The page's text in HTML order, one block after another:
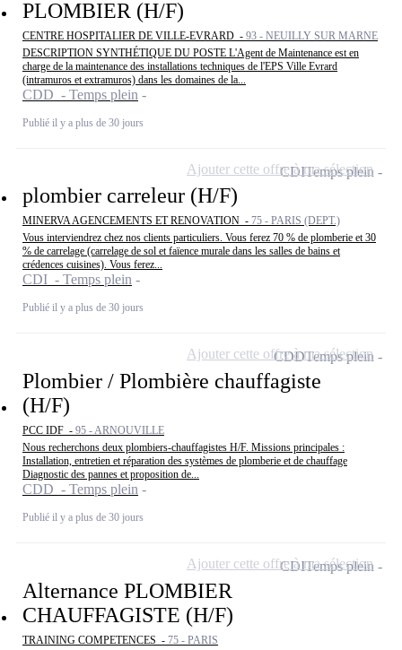
PLOMBIER (H/F)
CENTRE HOSPITALIER DE VILLE-EVRARD - 93 - NEUILLY SUR MARNE
DESCRIPTION SYNTHÉTIQUE DU POSTE L'Agent de Maintenance est en
charge de la maintenance des installations techniques de l'EPS Ville Evrard
(intramuros et extramuros) dans les domaines de la...
CDD - Temps plein
Publié il y a plus de 30 jours
plombier carreleur (H/F)
MINERVA AGENCEMENTS ET RENOVATION - 75 - PARIS (DEPT.)
Vous interviendrez chez nos clients particuliers. Vous ferez 70 % de plomberie et 30
% de carrelage (carrelage de sol et faïence murale dans les salles de bains et
crédences cuisines). Vous ferez...
CDI - Temps plein
Publié il y a plus de 30 jours
CDITemps plein
Ajouter cette offre à ma sélection
Plombier / Plombière chauffagiste
(H/F)
PCC IDF - 95 - ARNOUVILLE
Nous recherchons deux plombiers-chauffagistes H/F. Missions principales :
Installation, entretien et réparation des systèmes de plomberie et de chauffage
Diagnostic des pannes et proposition de...
CDD - Temps plein
Publié il y a plus de 30 jours
CDDTemps plein
Ajouter cette offre à ma sélection
Alternance PLOMBIER
CHAUFFAGISTE (H/F)
TRAINING COMPETENCES - 75 - PARIS
CDITemps plein
Ajouter cette offre à ma sélection